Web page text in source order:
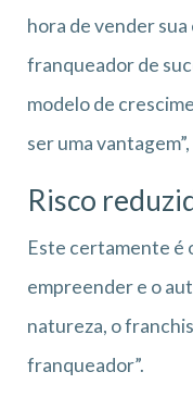
hora de vender
franqueador de
modelo de
ser uma
Risco
Este certamente é
empreender e o
natureza, o
franqueador”.